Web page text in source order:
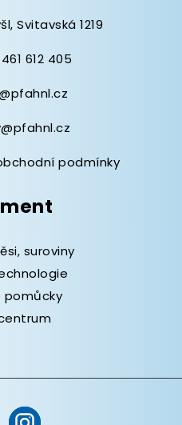
Svitavská 1219
612 405
podmínky
suroviny
pomůcky